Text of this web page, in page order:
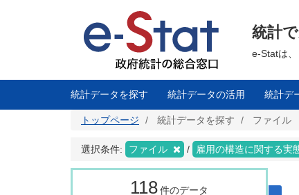
に
統計
e-Statは
統計データを探す 統計データの活用 統計デ
トップページ 統計データを探す ファイル
選択条件: ファイル 雇用の構造に関する実
118件のデータ